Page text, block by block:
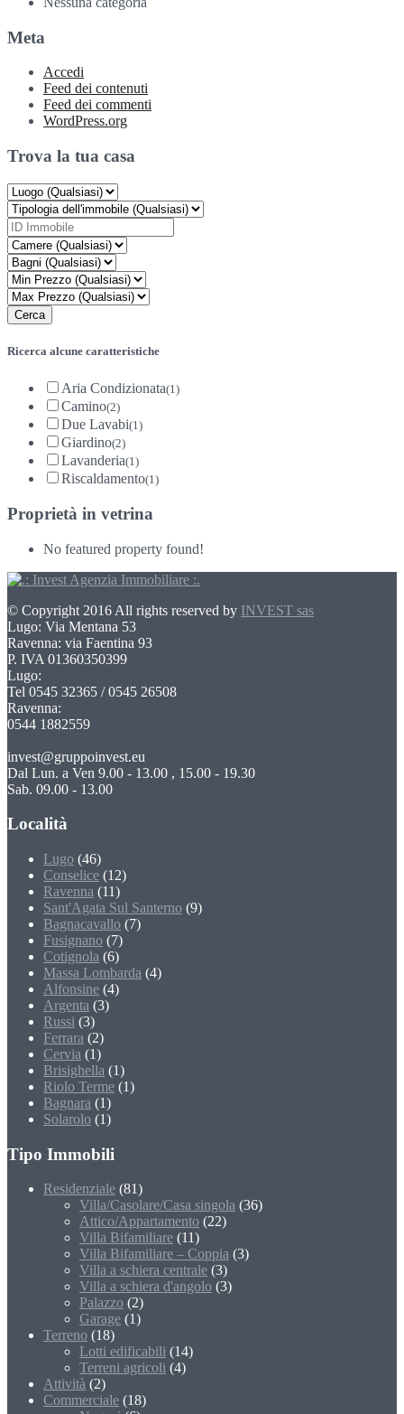
Meta
Accedi
Feed dei contenuti
Feed dei commenti
WordPress.org
Trova la tua casa
Ricerca alcune caratteristiche
Aria Condizionata(1)
Camino(2)
Due Lavabi(1)
Giardino(2)
Lavanderia(1)
Riscaldamento(1)
Proprietà in vetrina
No featured property found!
© Copyright 2016 All rights reserved by INVEST sas
Lugo: Via Mentana 53
Ravenna: via Faentina 93
P. IVA 01360350399
Lugo:
Tel 0545 32365 / 0545 26508
Ravenna:
0544 1882559
invest@gruppoinvest.eu
Dal Lun. a Ven 9.00 - 13.00 , 15.00 - 19.30
Sab. 09.00 - 13.00
Località
Lugo (46)
Conselice (12)
Ravenna (11)
Sant'Agata Sul Santerno (9)
Bagnacavallo (7)
Fusignano (7)
Cotignola (6)
Massa Lombarda (4)
Alfonsine (4)
Argenta (3)
Russi (3)
Ferrara (2)
Cervia (1)
Brisighella (1)
Riolo Terme (1)
Bagnara (1)
Solarolo (1)
Tipo Immobili
Residenziale (81)
Villa/Casolare/Casa singola (36)
Attico/Appartamento (22)
Villa Bifamiliare (11)
Villa Bifamiliare – Coppia (3)
Villa a schiera centrale (3)
Villa a schiera d'angolo (3)
Palazzo (2)
Garage (1)
Terreno (18)
Lotti edificabili (14)
Terreni agricoli (4)
Attività (2)
Commerciale (18)